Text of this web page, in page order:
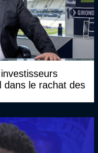
dans le rachat des